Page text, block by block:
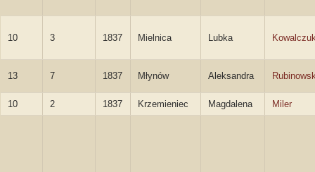
10 3 1837 Mielnica Lubka
13 7 1837 Młynów Aleksandra
10 2 1837 Krzemieniec Magdalena Miler